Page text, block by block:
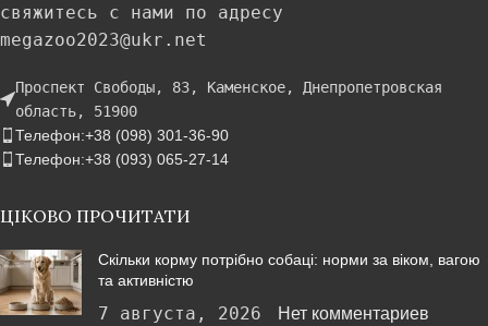
свяжитесь с нами по адресу
megazoo2023@ukr.net
Проспект Свободы, 83, Каменское, Днепропетровская
область, 51900
Телефон:+38 (098) 301-36-90
Телефон:+38 (093) 065-27-14
ЦІКОВО ПРОЧИТАТИ
Скільки корму потрібно собаці: норми за віком, вагою
та активністю
7 августа, 2026 Нет комментариев